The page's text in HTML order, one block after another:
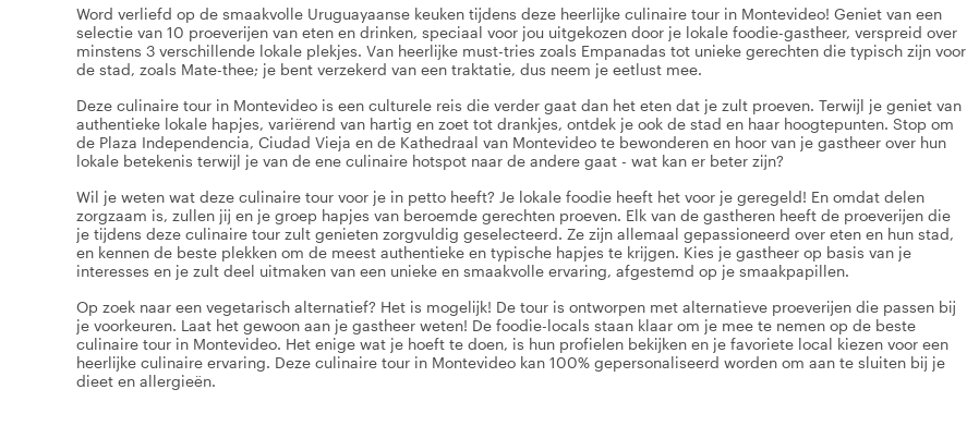
Word verliefd op de smaakvolle Uruguayaanse keuken tijdens deze heerlijke culinaire tour in Montevideo! Geniet van een
selectie van 10 proeverijen van eten en drinken, speciaal voor jou uitgekozen door je lokale foodie-gastheer, verspreid over
minstens 3 verschillende lokale plekjes. Van heerlijke must-tries zoals Empanadas tot unieke gerechten die typisch zijn voor
de stad, zoals Mate-thee; je bent verzekerd van een traktatie, dus neem je eetlust mee.
Deze culinaire tour in Montevideo is een culturele reis die verder gaat dan het eten dat je zult proeven. Terwijl je geniet van
authentieke lokale hapjes, variërend van hartig en zoet tot drankjes, ontdek je ook de stad en haar hoogtepunten. Stop om
de Plaza Independencia, Ciudad Vieja en de Kathedraal van Montevideo te bewonderen en hoor van je gastheer over hun
lokale betekenis terwijl je van de ene culinaire hotspot naar de andere gaat - wat kan er beter zijn?
Wil je weten wat deze culinaire tour voor je in petto heeft? Je lokale foodie heeft het voor je geregeld! En omdat delen
zorgzaam is, zullen jij en je groep hapjes van beroemde gerechten proeven. Elk van de gastheren heeft de proeverijen die
je tijdens deze culinaire tour zult genieten zorgvuldig geselecteerd. Ze zijn allemaal gepassioneerd over eten en hun stad,
en kennen de beste plekken om de meest authentieke en typische hapjes te krijgen. Kies je gastheer op basis van je
interesses en je zult deel uitmaken van een unieke en smaakvolle ervaring, afgestemd op je smaakpapillen.
Op zoek naar een vegetarisch alternatief? Het is mogelijk! De tour is ontworpen met alternatieve proeverijen die passen bij
je voorkeuren. Laat het gewoon aan je gastheer weten! De foodie-locals staan klaar om je mee te nemen op de beste
culinaire tour in Montevideo. Het enige wat je hoeft te doen, is hun profielen bekijken en je favoriete local kiezen voor een
heerlijke culinaire ervaring. Deze culinaire tour in Montevideo kan 100% gepersonaliseerd worden om aan te sluiten bij je
dieet en allergieën.